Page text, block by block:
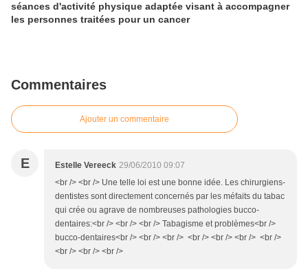
séances d'activité physique adaptée visant à accompagner
les personnes traitées pour un cancer
Commentaires
Ajouter un commentaire
E Estelle Vereeck 29/06/2010 09:07
<br /> <br /> Une telle loi est une bonne idée. Les chirurgiens-
dentistes sont directement concernés par les méfaits du tabac
qui crée ou agrave de nombreuses pathologies bucco-
dentaires:<br /> <br /> <br /> Tabagisme et problèmes<br />
bucco-dentaires<br /> <br /> <br /> <br /> <br /> <br /> <br />
<br /> <br /> <br />